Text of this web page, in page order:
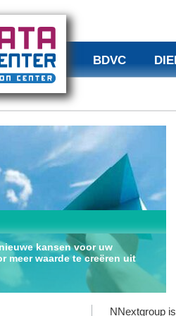
BDVC
kansen voor uw
meer waarde te creëren uit
NNextgroup